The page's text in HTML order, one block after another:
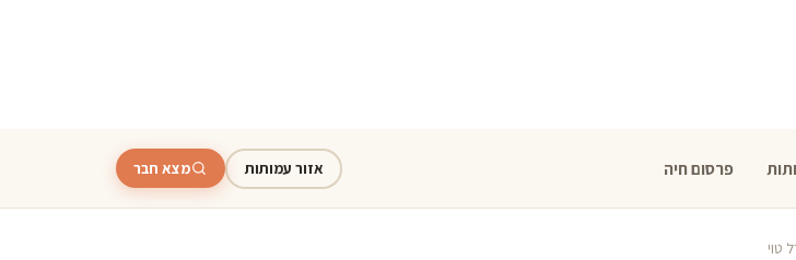
פרסום חיה אזור עמותות מצא חבר
טוי